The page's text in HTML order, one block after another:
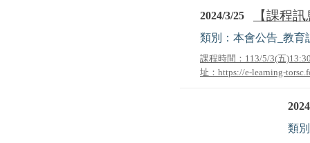
2024/3/25 【課程
類別：本會公告_教育
課程時間：113/5/3(五
址：https://e-learning-
類